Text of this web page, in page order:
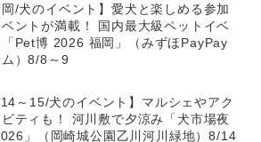
岡/犬のイベント】愛犬と楽しめる参加
ントが満載！ 国内最大級ペットイベ
「Pet博 2026 福岡」（みずほPayPay
ム）8/8～9
14～15/犬のイベント】マルシェやアク
ティも！ 河川敷で夕涼み「犬市場夜
」（岡崎城公園乙川河川緑地）8/14